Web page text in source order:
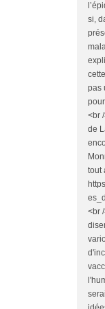
si,
pas
<br
de
tout
<br